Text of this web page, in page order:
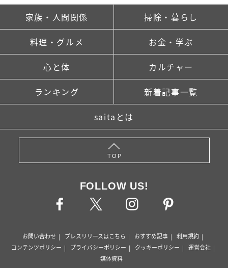
家族・人間関係 掃除・暮らし
料理・グルメ お金・学ぶ
心と体 カルチャー
ランキング 新着記事一覧
saitaとは
TOP
FOLLOW US!
お問い合わせ プレスリリースはこちら おすすめ記事
利用規約
コンテンツポリシー
プライバシーポリシー クッキーポリシー
運営会社
媒体資料